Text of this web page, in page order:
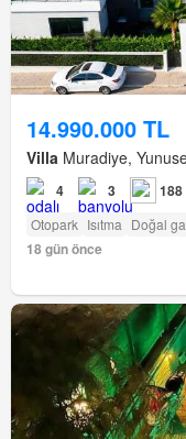
14.990.000 TL
Villa Muradiye,
4 3
Otopark Isıtma Doğal
18 gün önce